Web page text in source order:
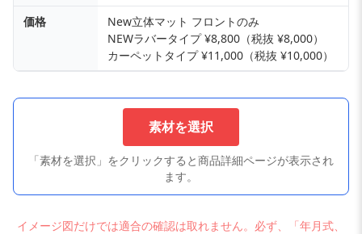
価格
New立体マット フロントのみ
NEWラバータイプ ¥8,800（税抜 ¥8,000）
カーペットタイプ ¥11,000（税抜 ¥10,000）
素材を選択
「素材を選択」をクリックすると商品詳細ページが表示され
ます。
イメージ図だけでは適合の確認は取れません。必ず、「年月式、